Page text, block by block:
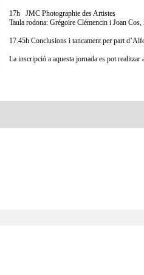
17h JMC Photographie des Artistes
Taula rodona: Grégoire Clémencin i Joan
17.45h Conclusions i tancament per part
La inscripció a aquesta jornada es pot